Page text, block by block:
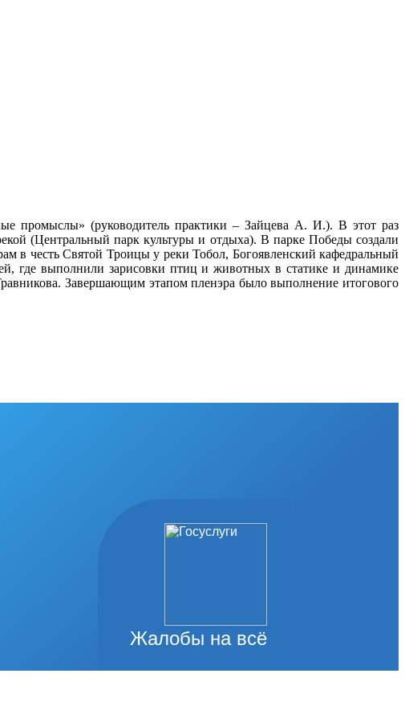
промыслы» (руководитель практики – Зайцева А. И.). В этот раз
(Центральный парк культуры и отдыха). В парке Победы создали
в честь Святой Троицы у реки Тобол, Богоявленский кафедральный
где выполнили зарисовки птиц и животных в статике и динамике
Завершающим этапом пленэра было выполнение итогового
Жалобы на всё